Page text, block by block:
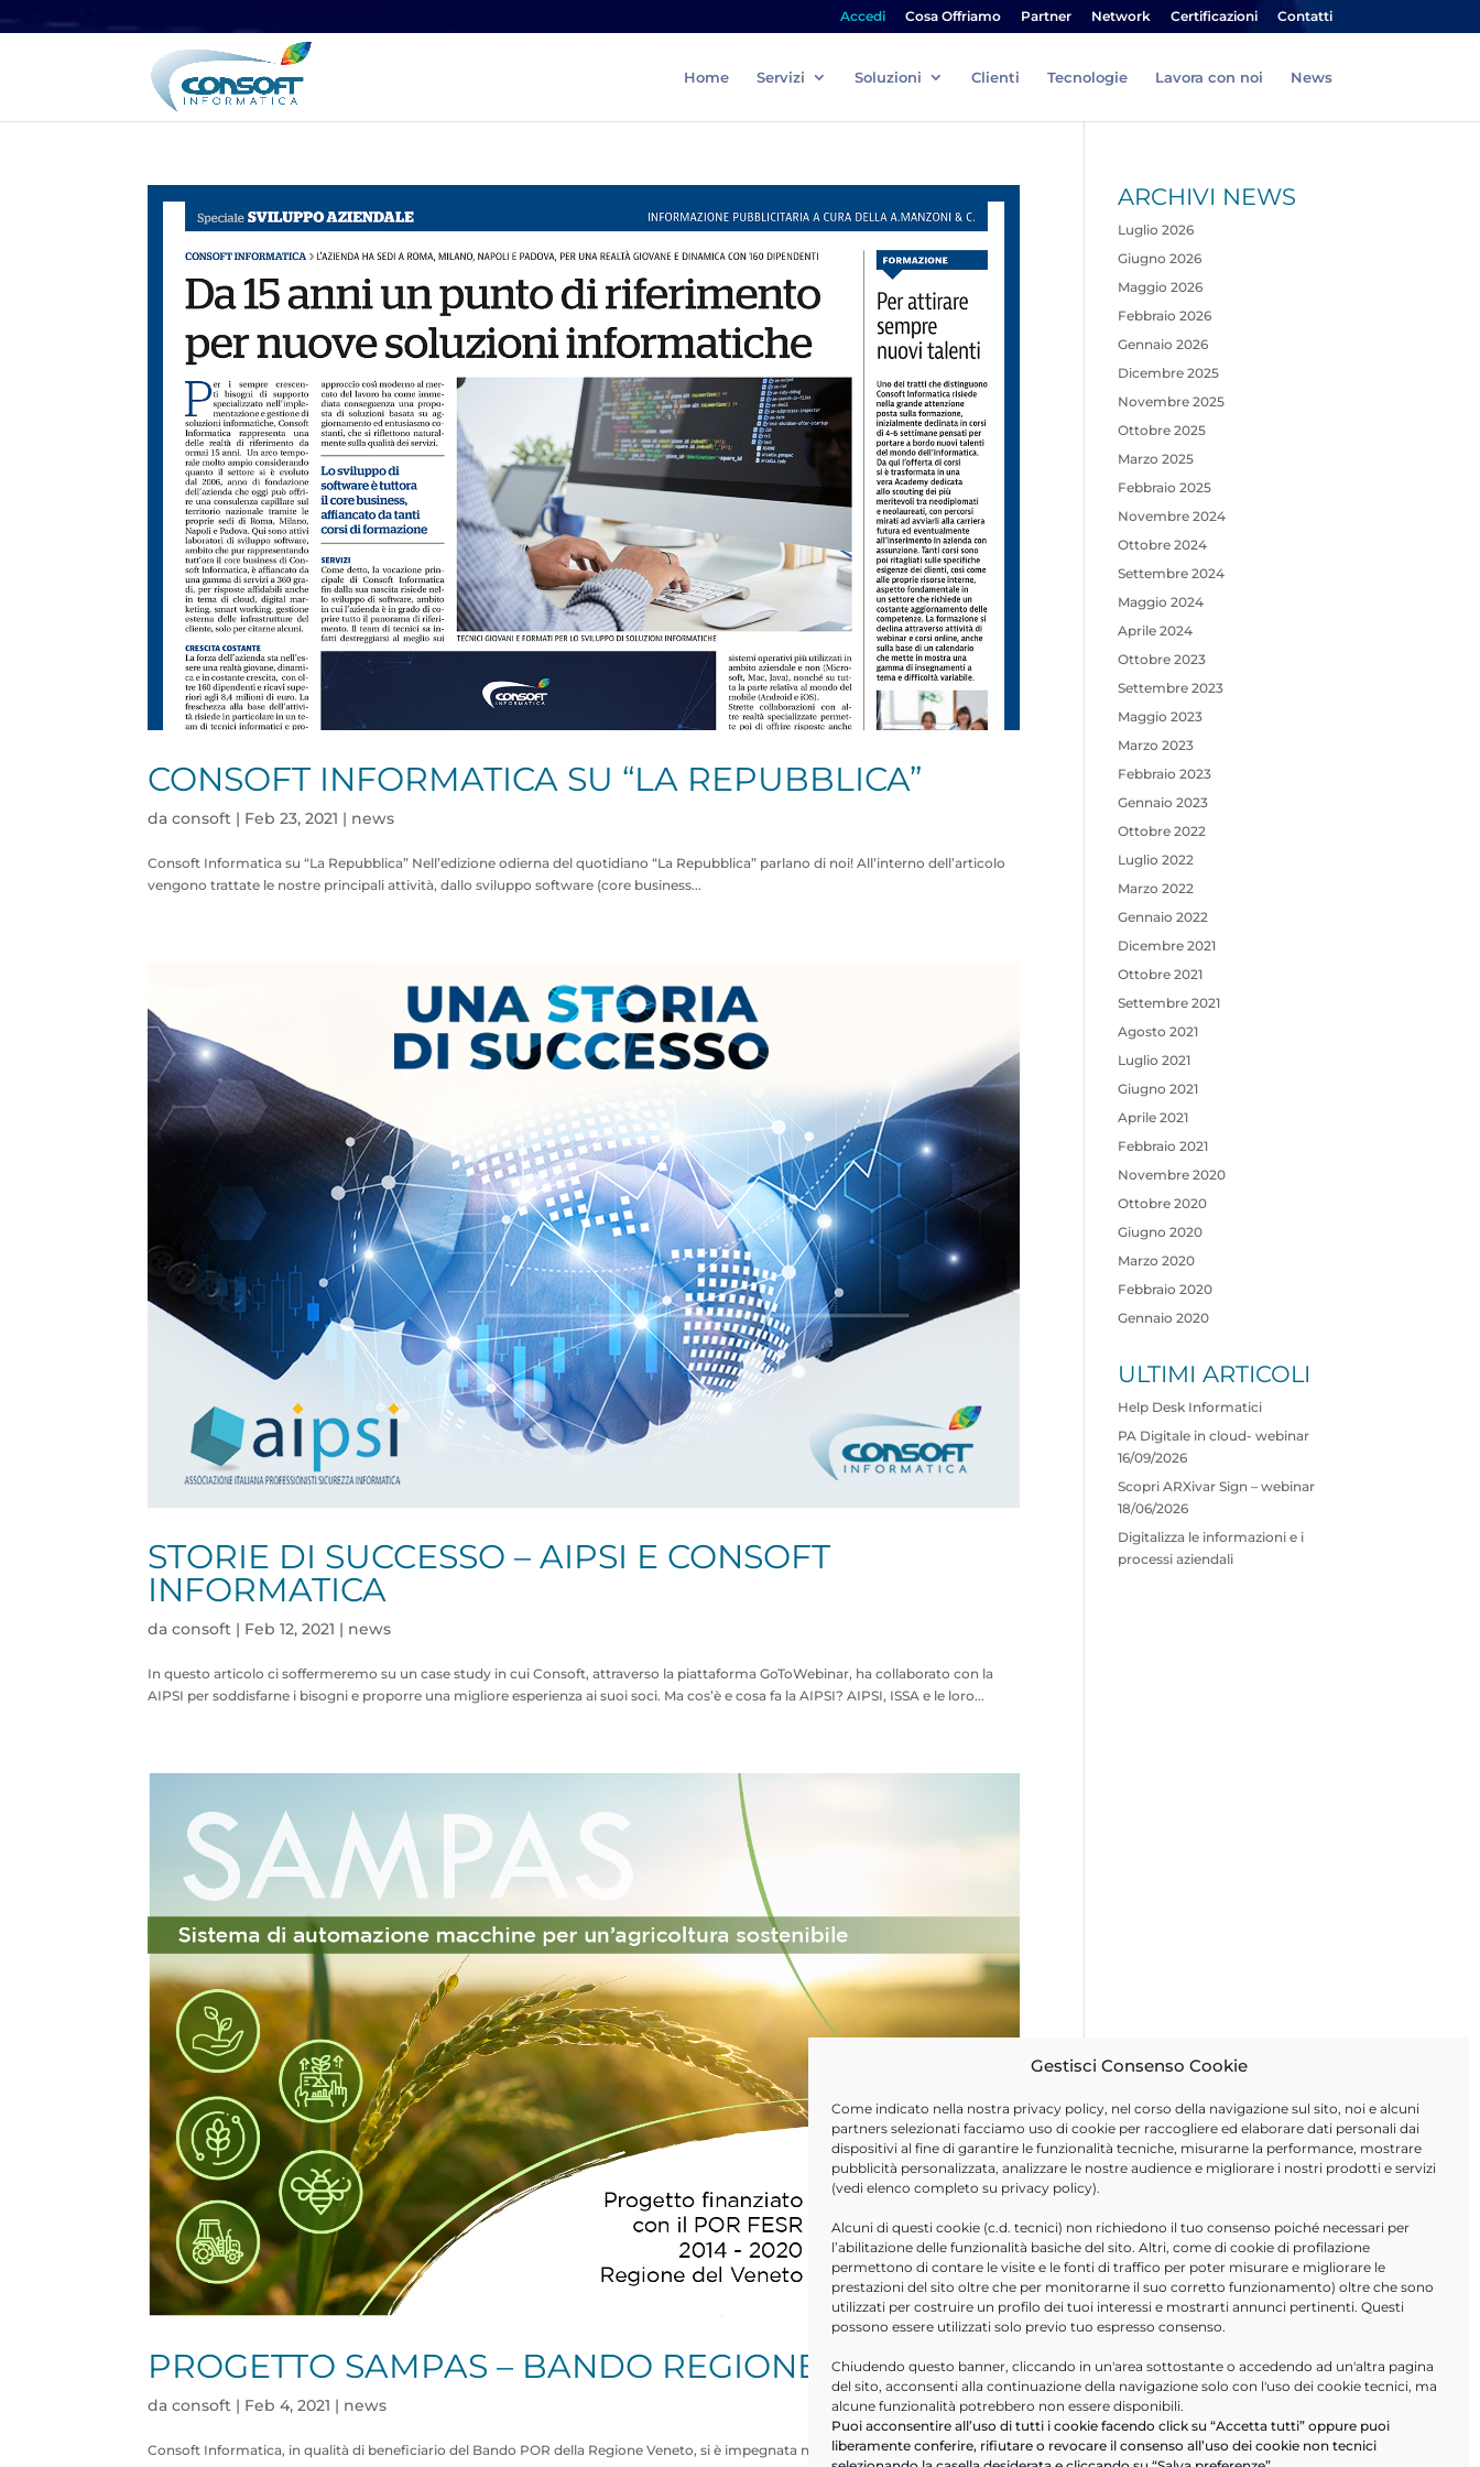
Gestisci Consenso Cookie
Come indicato nella nostra privacy policy, nel corso della navigazione sul sito, noi e alcuni
partners selezionati facciamo uso di cookie per raccogliere ed elaborare dati personali dai
dispositivi al fine di garantire le funzionalità tecniche, misurarne la performance, mostrare
pubblicità personalizzata, analizzare le nostre audience e migliorare i nostri prodotti e servizi
(vedi elenco completo su privacy policy).
Alcuni di questi cookie (c.d. tecnici) non richiedono il tuo consenso poiché necessari per
l’abilitazione delle funzionalità basiche del sito. Altri, come di cookie di profilazione
permettono di contare le visite e le fonti di traffico per poter misurare e migliorare le
prestazioni del sito oltre che per monitorarne il suo corretto funzionamento) oltre che sono
utilizzati per costruire un profilo dei tuoi interessi e mostrarti annunci pertinenti. Questi
possono essere utilizzati solo previo tuo espresso consenso.
Chiudendo questo banner, cliccando in un'area sottostante o accedendo ad un'altra pagina
del sito, acconsenti alla continuazione della navigazione solo con l'uso dei cookie tecnici, ma
alcune funzionalità potrebbero non essere disponibili.
Puoi acconsentire all’uso di tutti i cookie facendo click su “Accetta tutti” oppure puoi
liberamente conferire, rifiutare o revocare il consenso all’uso dei cookie non tecnici
Accedi Cosa Offriamo Partner Network Certificazioni Contatti
Home Servizi Soluzioni Clienti Tecnologie Lavora con noi News
CONSOFT INFORMATICA SU “LA REPUBBLICA”
daconsoft | Feb 23, 2021 | news
Consoft Informatica su “La Repubblica” Nell’edizione odierna del quotidiano “La Repubblica” parlano di noi! All’interno dell’articolo
vengono trattate le nostre principali attività, dallo sviluppo software (core business...
STORIE DI SUCCESSO – AIPSI E CONSOFT
INFORMATICA
daconsoft | Feb 12, 2021 | news
In questo articolo ci soffermeremo su un case study in cui Consoft, attraverso la piattaforma GoToWebinar, ha collaborato con la
AIPSI per soddisfarne i bisogni e proporre una migliore esperienza ai suoi soci. Ma cos’è e cosa fa la AIPSI? AIPSI, ISSA e le loro...
PROGETTO SAMPAS – BANDO REGIONE VENETO
daconsoft | Feb 4, 2021 | news
Consoft Informatica, in qualità di beneficiario del Bando POR della Regione Veneto, si è impegnata nel progetto SAMPAS. ASSE 1
ARCHIVI NEWS
Luglio 2026
Giugno 2026
Maggio 2026
Febbraio 2026
Gennaio 2026
Dicembre 2025
Novembre 2025
Ottobre 2025
Marzo 2025
Febbraio 2025
Novembre 2024
Ottobre 2024
Settembre 2024
Maggio 2024
Aprile 2024
Ottobre 2023
Settembre 2023
Maggio 2023
Marzo 2023
Febbraio 2023
Gennaio 2023
Ottobre 2022
Luglio 2022
Marzo 2022
Gennaio 2022
Dicembre 2021
Ottobre 2021
Settembre 2021
Agosto 2021
Luglio 2021
Giugno 2021
Aprile 2021
Febbraio 2021
Novembre 2020
Ottobre 2020
Giugno 2020
Marzo 2020
Febbraio 2020
Gennaio 2020
ULTIMI ARTICOLI
Help Desk Informatici
PA Digitale in cloud- webinar
16/09/2026
Scopri ARXivar Sign – webinar
18/06/2026
Digitalizza le informazioni e i
processi aziendali